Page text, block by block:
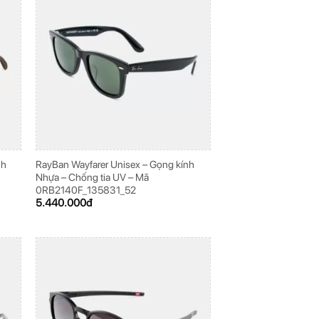
RayBan Wayfarer Unisex – Gọng kính
Nhựa – Chống tia UV – Mã
0RB2140F_135831_52
5.440.000đ